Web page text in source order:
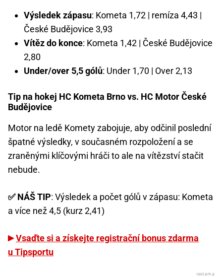
Výsledek zápasu: Kometa 1,72 | remíza 4,43 |
České Budějovice 3,93
Vítěz do konce: Kometa 1,42 | České Budějovice
2,80
Under/over 5,5 gólů: Under 1,70 | Over 2,13
Tip na hokej HC Kometa Brno vs. HC Motor České
Budějovice
Motor na ledě Komety zabojuje, aby odčinil poslední
špatné výsledky, v současném rozpoložení a se
zraněnými klíčovými hráči to ale na vítězství stačit
nebude.
✅ NÁŠ TIP: Výsledek a počet gólů v zápasu: Kometa
a více než 4,5 (kurz 2,41)
Vsaďte si a získejte registrační bonus zdarma
u Tipsportu